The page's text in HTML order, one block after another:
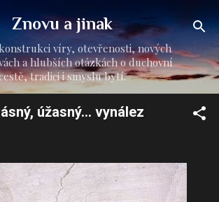
Přeskočit na hlavní obsah
Znovu a jinak
víry, otevřenosti, nových
a hlubších otázkách o duchovní
tradici i smyslu bytí.
úžasný... vynález